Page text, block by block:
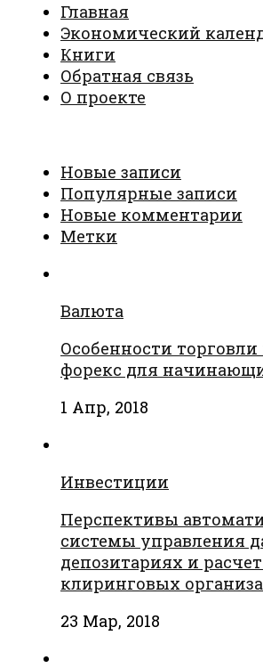
Главная
Экономический
Книги
Обратная связь
О проекте
Новые записи
Популярные записи
Новые комментарии
Метки
Валюта
Особенности
форекс для
1 Апр, 2018
Инвестиции
Перспективы
системы управления
депозитариях и
клиринговых
23 Мар, 2018